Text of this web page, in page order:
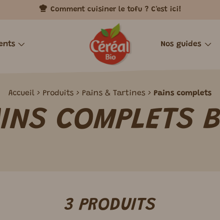
Comment cuisiner le tofu ? C'est ici!
TOFUS
Tofus à cuisiner
Tofus cuisinés
CŒURS DE
Boulettes
Emincés
REVISITÉ HIVER ÉTÉ
GOURMAND POUR TOUS, SANS COMPROMIS
Nos guides
C’EST QUOI LE TOFU ?
Accueil Produits Pains & Tartines Pains complets
COMPLETS
3 PRODUITS